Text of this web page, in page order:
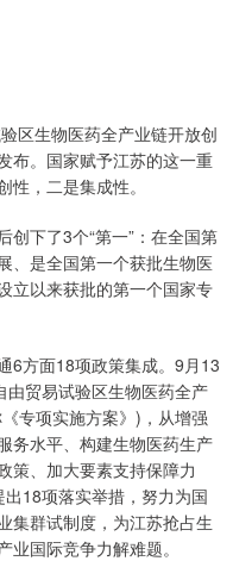
生物医药全产业链开放创
布。国家赋予江苏的这一重
，二是集成性。
下了3个“第一”：在全国第
、是全国第一个获批生物医
立以来获批的第一个国家专
方面18项政策集成。9月13
由贸易试验区生物医药全产
专项实施方案》)，从增强
务水平、构建生物医药生产
策、加大要素支持保障力
18项落实举措，努力为国
集群试制度，为江苏抢占生
国际竞争力解难题。